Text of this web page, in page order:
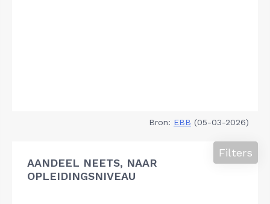
Bron: EBB (05-03-2026)
AANDEEL NEETS, NAAR
OPLEIDINGSNIVEAU
Filters